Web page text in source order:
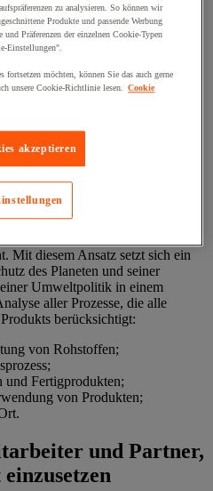
Umweltauswirkungen. Darüber
Aktivitäten verursachte
Durchführung von
Unternehmen versuchen
in ihrer Umgebung zu
mit den
Umweltverschmutzung bis
Wandel in den Ländern der
zielt auf die Bekämpfung
ab, die zahlreiche
Mit diesem Ansatz setzt sich ein
des Planeten und seiner
Umweltpolitik in einem
aller Prozesse, die alle
berücksichtigt:
von Rohstoffen;
und Fertigprodukten;
von Produkten;
und Partner,
zu analysieren. So können wir
Produkte und passende Werbung
Präferenzen der einzelnen Cookie-Typen
Einstellungen".
möchten, können Sie das auch gerne
unsere Cookie-Richtlinie lesen.
Cookie
akzeptieren